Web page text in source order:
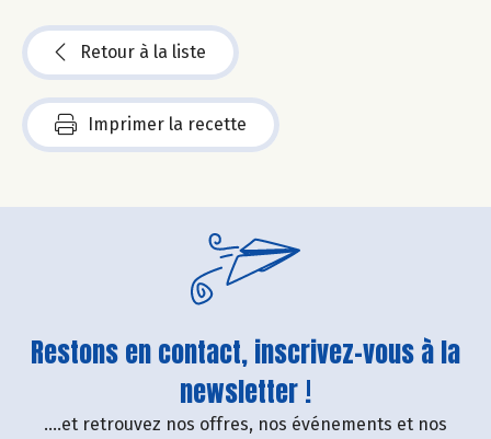
Retour à la liste
Imprimer la recette
Restons en contact, inscrivez-vous à la
newsletter !
....et retrouvez nos offres, nos événements et nos